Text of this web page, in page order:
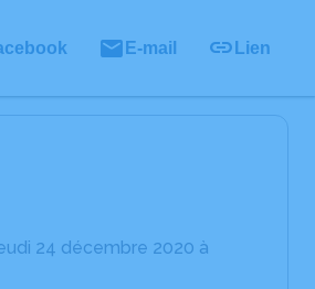
E-mail Lien
24 décembre 2020 à